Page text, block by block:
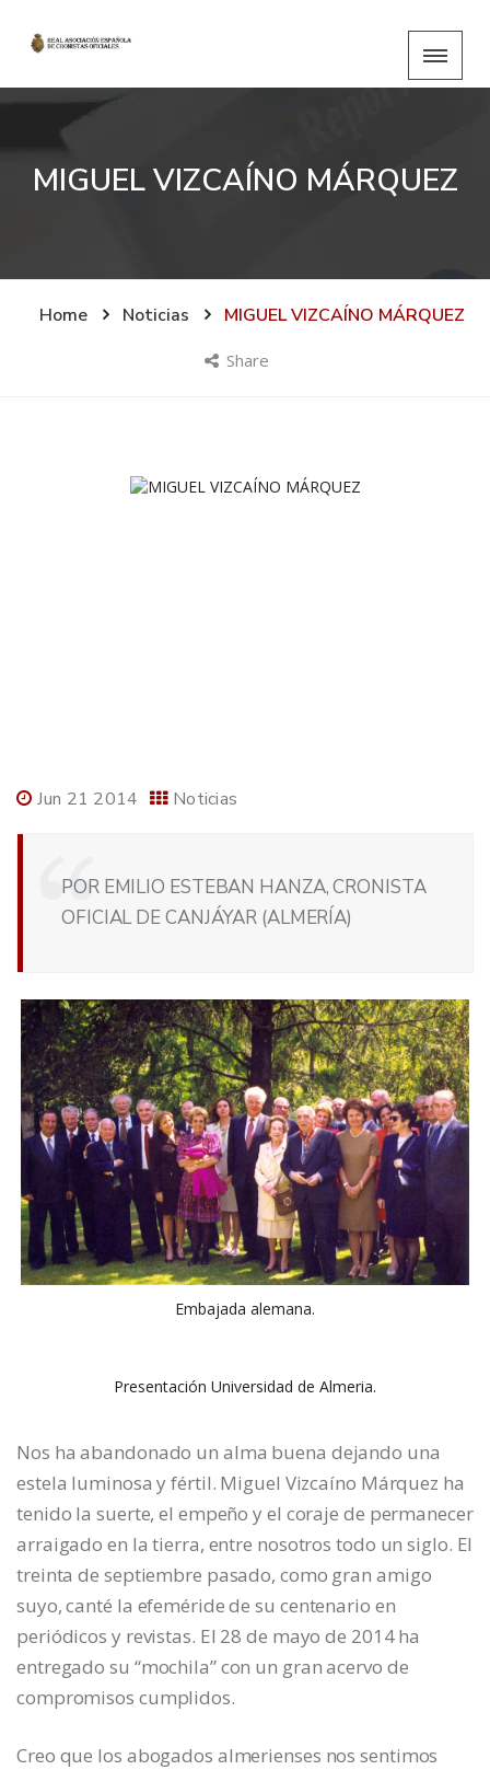
MIGUEL VIZCAÍNO MÁRQUEZ
Home Noticias MIGUEL VIZCAÍNO MÁRQUEZ
Share
Jun 21 2014 Noticias
POR EMILIO ESTEBAN HANZA, CRONISTA
OFICIAL DE CANJÁYAR (ALMERÍA)
Embajada alemana.
Presentación Universidad de Almeria.
Nos ha abandonado un alma buena dejando una
estela luminosa y fértil. Miguel Vizcaíno Márquez ha
tenido la suerte, el empeño y el coraje de permanecer
arraigado en la tierra, entre nosotros todo un siglo. El
treinta de septiembre pasado, como gran amigo
suyo, canté la efeméride de su centenario en
periódicos y revistas. El 28 de mayo de 2014 ha
entregado su “mochila” con un gran acervo de
compromisos cumplidos.
Creo que los abogados almerienses nos sentimos